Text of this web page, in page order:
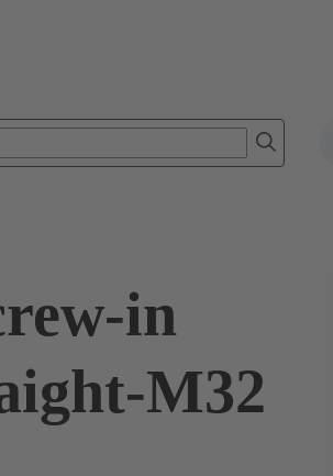
후드 / 하우징
in
M32